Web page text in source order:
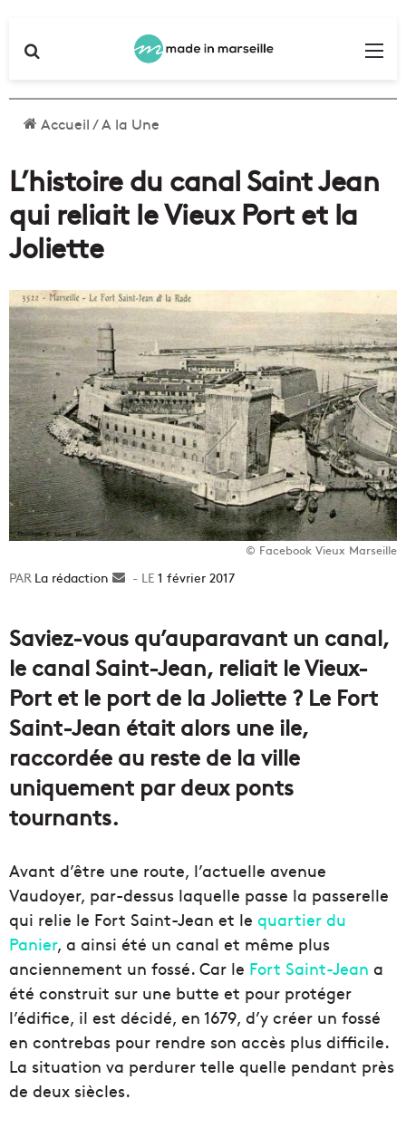
Accueil/A la Une
L’histoire du canal Saint Jean
qui reliait le Vieux Port et la
Joliette
© Facebook Vieux Marseille
La rédaction
Envoyer1 février 2017
Saviez-vous qu’auparavant un canal,
le canal Saint-Jean, reliait le Vieux-
Port et le port de la Joliette ? Le Fort
Saint-Jean était alors une ile,
raccordée au reste de la ville
uniquement par deux ponts
tournants.
Avant d’être une route, l’actuelle avenue
Vaudoyer, par-dessus laquelle passe la passerelle
qui relie le Fort Saint-Jean et le quartier du
Panier, a ainsi été un canal et même plus
anciennement un fossé. Car le Fort Saint-Jean a
été construit sur une butte et pour protéger
l’édifice, il est décidé, en 1679, d’y créer un fossé
en contrebas pour rendre son accès plus difficile.
La situation va perdurer telle quelle pendant près
de deux siècles.